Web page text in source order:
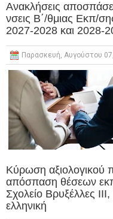
Ανακλήσεις
νσεις Β΄/θμιας Εκπ/
2027-2028 και 2028-
Παρασκευή, Αυγούστου
Κύρωση αξιολογικού
απόσπαση θέσεων
Σχολείο Βρυξέλλες
ελληνική